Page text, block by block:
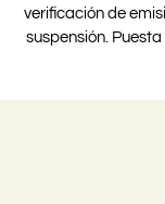
verificación de
suspensión.